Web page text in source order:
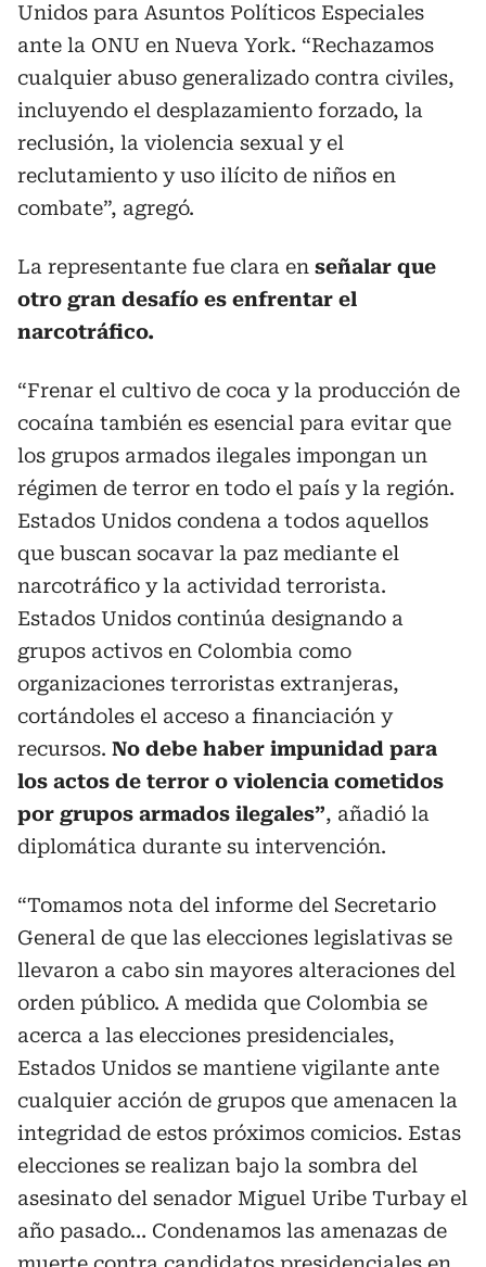
Unidos para Asuntos Políticos Especiales
ante la ONU en Nueva York. “Rechazamos
cualquier abuso generalizado contra civiles,
incluyendo el desplazamiento forzado, la
reclusión, la violencia sexual y el
reclutamiento y uso ilícito de niños en
combate”, agregó.
La representante fue clara en señalar que
otro gran desafío es enfrentar el
narcotráfico.
“Frenar el cultivo de coca y la producción de
cocaína también es esencial para evitar que
los grupos armados ilegales impongan un
régimen de terror en todo el país y la región.
Estados Unidos condena a todos aquellos
que buscan socavar la paz mediante el
narcotráfico y la actividad terrorista.
Estados Unidos continúa designando a
grupos activos en Colombia como
organizaciones terroristas extranjeras,
cortándoles el acceso a financiación y
recursos. No debe haber impunidad para
los actos de terror o violencia cometidos
por grupos armados ilegales”, añadió la
diplomática durante su intervención.
“Tomamos nota del informe del Secretario
General de que las elecciones legislativas se
llevaron a cabo sin mayores alteraciones del
orden público. A medida que Colombia se
acerca a las elecciones presidenciales,
Estados Unidos se mantiene vigilante ante
cualquier acción de grupos que amenacen la
integridad de estos próximos comicios. Estas
elecciones se realizan bajo la sombra del
asesinato del senador Miguel Uribe Turbay el
año pasado… Condenamos las amenazas de